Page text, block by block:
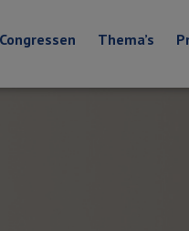
Congressen Thema’s